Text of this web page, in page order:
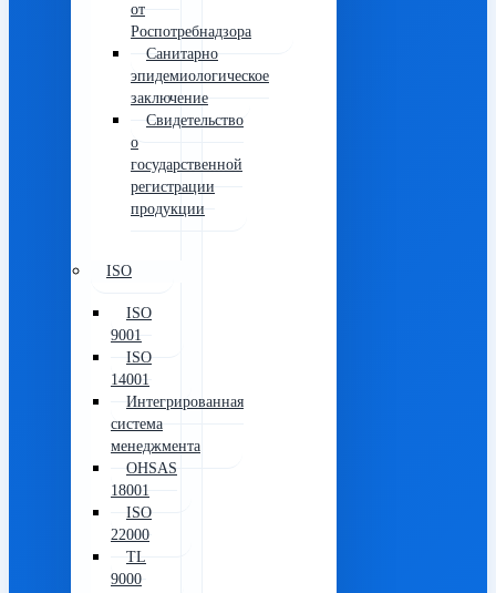
от
Роспотребнадзора
Санитарно
эпидемиологическое
заключение
Свидетельство
о
государственной
регистрации
продукции
ISO
ISO
9001
ISO
14001
Интегрированная
система
менеджмента
OHSAS
18001
ISO
22000
TL
9000